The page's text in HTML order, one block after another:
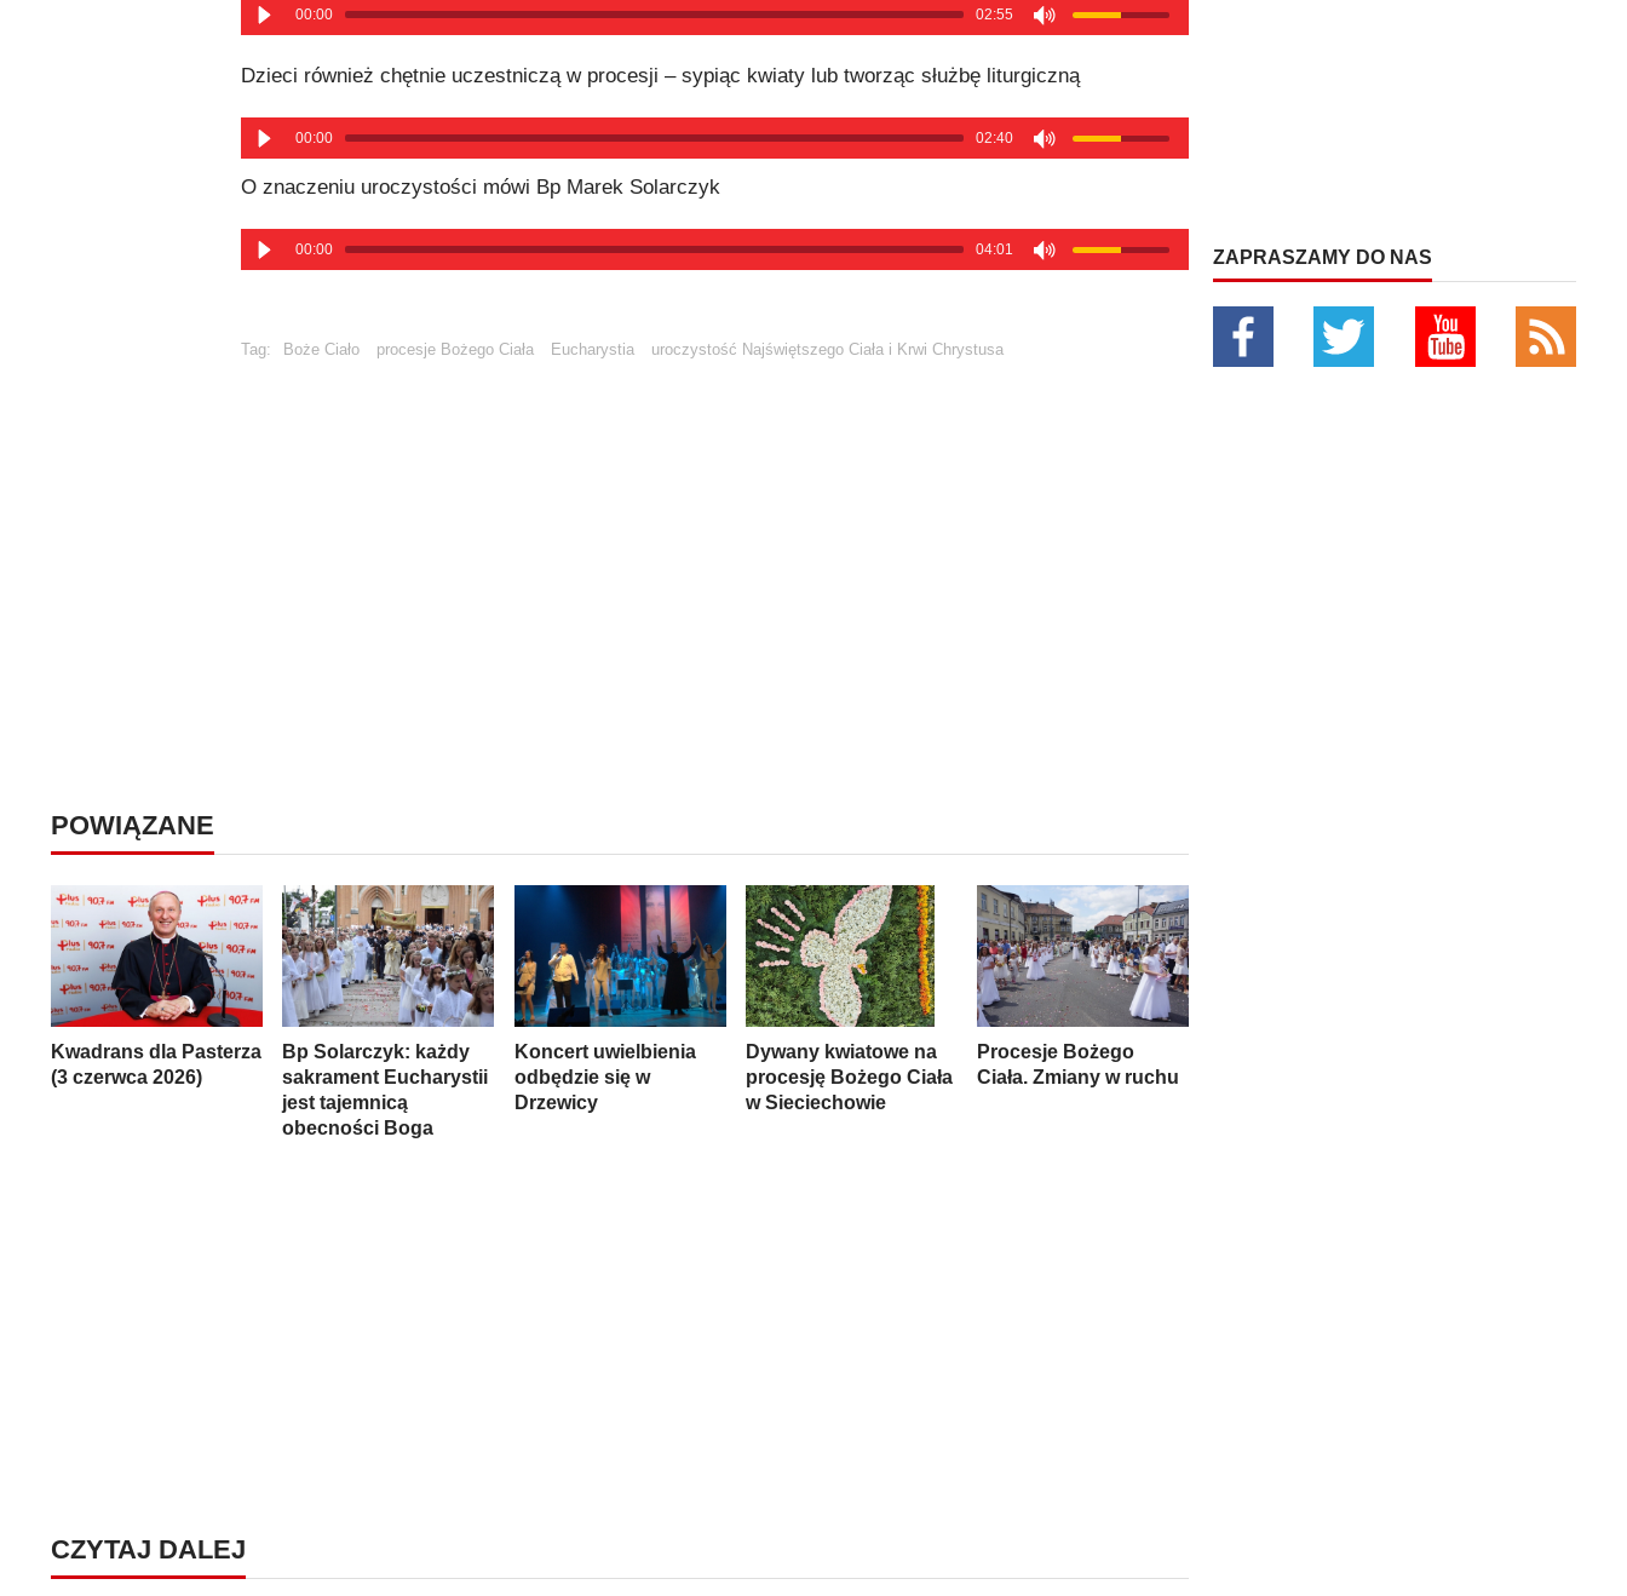
00:00 02:55
Dzieci również chętnie uczestniczą w procesji – sypiąc kwiaty lub tworząc służbę liturgiczną
00:00 02:40
O znaczeniu uroczystości mówi Bp Marek Solarczyk
00:00 04:01
Tag: Boże Ciało procesje Bożego Ciała Eucharystia uroczystość Najświętszego Ciała i Krwi Chrystusa
POWIĄZANE
Kwadrans dla Pasterza
(3 czerwca 2026)
Bp Solarczyk: każdy
sakrament Eucharystii
jest tajemnicą
obecności Boga
Koncert uwielbienia
odbędzie się w
Drzewicy
Dywany kwiatowe na
procesję Bożego Ciała
w Sieciechowie
Procesje Bożego
Ciała. Zmiany w ruchu
CZYTAJ DALEJ
ZAPRASZAMY DO NAS